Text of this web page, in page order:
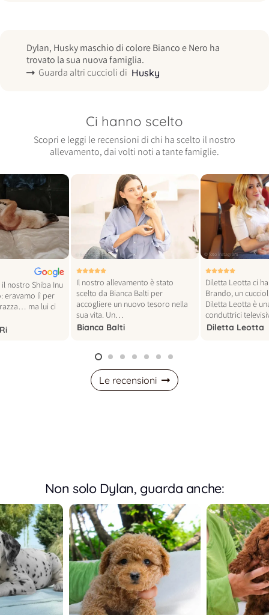
Dylan, Husky maschio di colore Bianco e Nero ha
trovato la sua nuova famiglia.
Guarda altri cuccioli di Husky
Ci hanno scelto
Scopri e leggi le recensioni di chi ha scelto il nostro
allevamento, dai volti noti a tante famiglie.
nostro Shiba Inu
eravamo lì per
ma lui ci
© foto vogue italia
Il nostro allevamento è stato
scelto da Bianca Balti per
accogliere un nuovo tesoro nella
sua vita. Un…
Bianca Balti
© foto instagram
Diletta Leotta ci
Brando, un
Diletta Leotta è
conduttrici
Diletta Leotta
Le recensioni
Non solo Dylan, guarda anche: